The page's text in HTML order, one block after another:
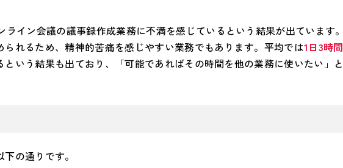
ライン会議の議事録作成業務に不満を感じているという結果が出ています。
れるため、精神的苦痛を感じやすい業務でもあります。平均では1日3時間
いう結果も出ており、「可能であればその時間を他の業務に使いたい」と
の通りです。